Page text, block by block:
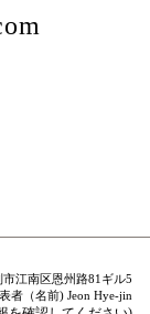
江南区恩州路81ギル5
者（名前) Jeon Hye-jin